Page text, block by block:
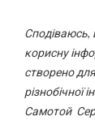
Сподіваюсь,
корисну
створено
різнобічної
Самотой